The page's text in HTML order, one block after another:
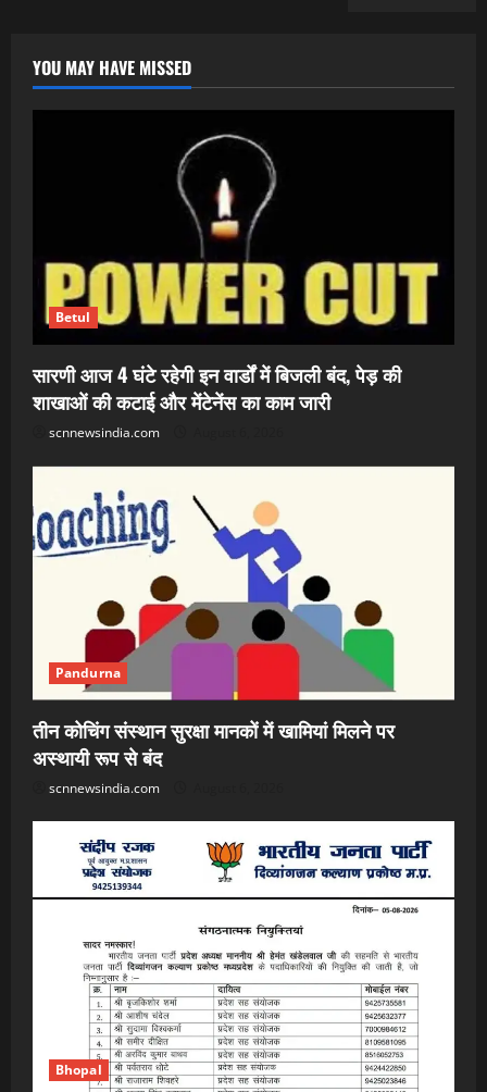
YOU MAY HAVE MISSED
Betul
सारणी आज 4 घंटे रहेगी इन वार्डों में बिजली बंद, पेड़ की
शाखाओं की कटाई और मेंटेनेंस का काम जारी
scnnewsindia.com
Pandurna
तीन कोचिंग संस्थान सुरक्षा मानकों में खामियां मिलने पर
अस्थायी रूप से बंद
scnnewsindia.com
Bhopal